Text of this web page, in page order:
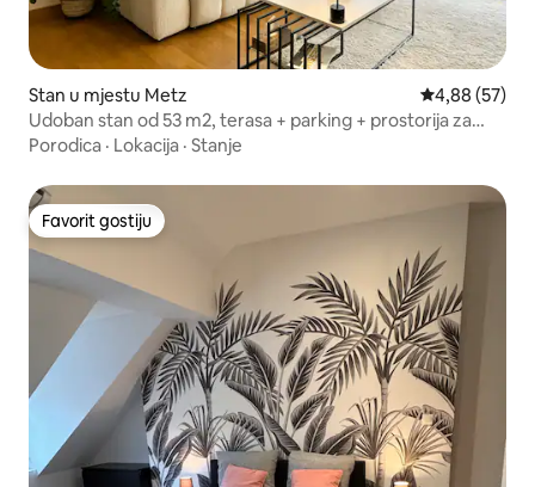
Stan u mjestu Metz Prosječna
4,88 (57)
Udoban stan od 53 m2, terasa + parking + prostorija za
bicikle
Porodica · Lokacija · Stanje
Favorit gostiju
Favorit gostiju